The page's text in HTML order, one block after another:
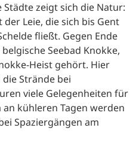
zeigt sich die Natur:
Leie, die sich bis Gent
fließt. Gegen Ende
Seebad Knokke,
Heist gehört. Hier
Strände bei
viele Gelegenheiten für
an kühleren Tagen werden
Spaziergängen am